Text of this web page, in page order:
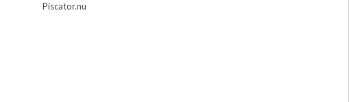
Piscator.nu